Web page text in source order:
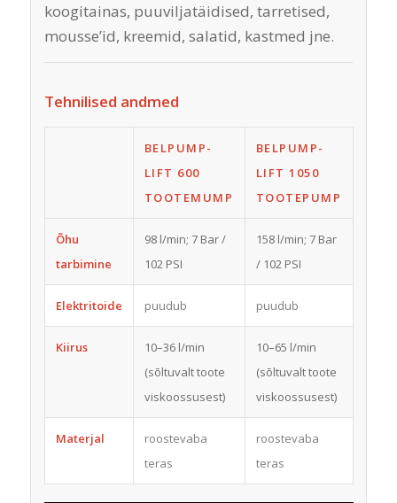
koogitainas, puuviljatäidised, tarretised,
mousse’id, kreemid, salatid, kastmed jne.
Tehnilised andmed
BELPUMP-
LIFT 600
TOOTEMUMP
BELPUMP-
LIFT 1050
TOOTEPUMP
Õhu
tarbimine
98 l/min; 7 Bar /
102 PSI
158 l/min; 7 Bar
/ 102 PSI
Elektritoide puudub puudub
Kiirus
10–36 l/min
(sõltuvalt toote
viskoossusest)
10–65 l/min
(sõltuvalt toote
viskoossusest)
Materjal
roostevaba
teras
roostevaba
teras